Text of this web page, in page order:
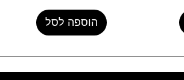
הוספה לסל